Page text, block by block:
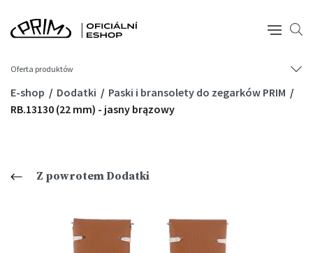
Oferta produktów
E-shop Dodatki
Paski i bransolety do zegarków PRIM
RB.13130 (22 mm) - jasny brązowy
Z powrotem Dodatki